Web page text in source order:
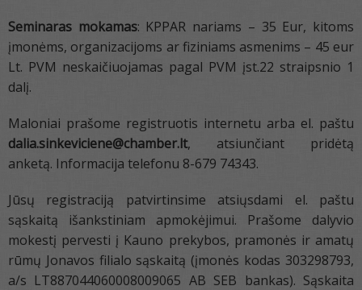
Seminaras mokamas: KPPAR nariams – 35 Eur, kitoms
įmonėms, organizacijoms ar fiziniams asmenims – 45 eur
Lt. PVM neskaičiuojamas pagal PVM įst.22 straipsnio 1
dalį.
Maloniai prašome registruotis internetu arba el. paštu
dalia.sinkeviciene@chamber.lt,
atsiunčiant pridėtą
anketą. Informacija telefonu 8-679 74343.
Jūsų registraciją patvirtinsime atsiųsdami el. paštu
sąskaitą išankstiniam apmokėjimui. Prašome dalyvio
mokestį pervesti į Kauno prekybos, pramonės ir amatų
rūmų Jonavos filialo sąskaitą (įmonės kodas 303298793,
a/s LT887044060008009065 AB SEB bankas). Sąskaita